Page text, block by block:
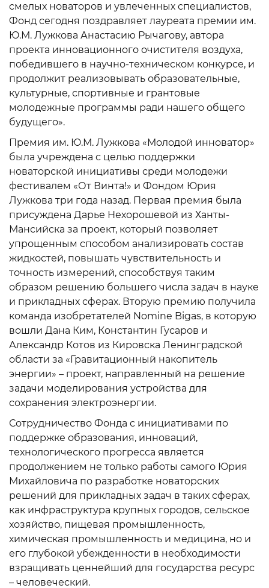
смелых новаторов и увлеченных специалистов,
Фонд сегодня поздравляет лауреата премии им.
Ю.М. Лужкова Анастасию Рычагову, автора
проекта инновационного очистителя воздуха,
победившего в научно-техническом конкурсе, и
продолжит реализовывать образовательные,
культурные, спортивные и грантовые
молодежные программы ради нашего общего
будущего».
Премия им. Ю.М. Лужкова «Молодой инноватор»
была учреждена с целью поддержки
новаторской инициативы среди молодежи
фестивалем «От Винта!» и Фондом Юрия
Лужкова три года назад. Первая премия была
присуждена Дарье Нехорошевой из Ханты-
Мансийска за проект, который позволяет
упрощенным способом анализировать состав
жидкостей, повышать чувствительность и
точность измерений, способствуя таким
образом решению большего числа задач в науке
и прикладных сферах. Вторую премию получила
команда изобретателей Nomine Bigas, в которую
вошли Дана Ким, Константин Гусаров и
Александр Котов из Кировска Ленинградской
области за «Гравитационный накопитель
энергии» – проект, направленный на решение
задачи моделирования устройства для
сохранения электроэнергии.
Сотрудничество Фонда с инициативами по
поддержке образования, инноваций,
технологического прогресса является
продолжением не только работы самого Юрия
Михайловича по разработке новаторских
решений для прикладных задач в таких сферах,
как инфраструктура крупных городов, сельское
хозяйство, пищевая промышленность,
химическая промышленность и медицина, но и
его глубокой убежденности в необходимости
взращивать ценнейший для государства ресурс
– человеческий.